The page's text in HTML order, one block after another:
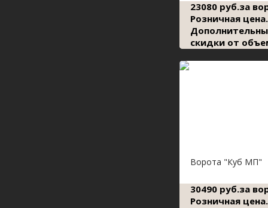
23080 руб.за
Розничная цена.
скидки от
Ворота "Куб МП"
30490 руб.за
Розничная цена.